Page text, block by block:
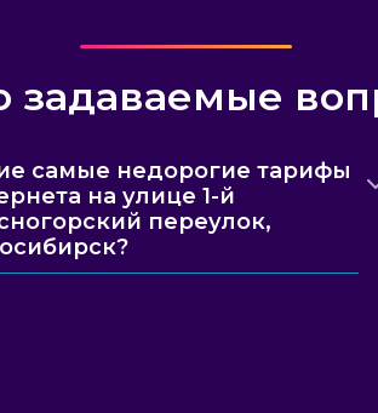
задаваемые
самые недорогие тарифы
на улице 1-й
переулок,